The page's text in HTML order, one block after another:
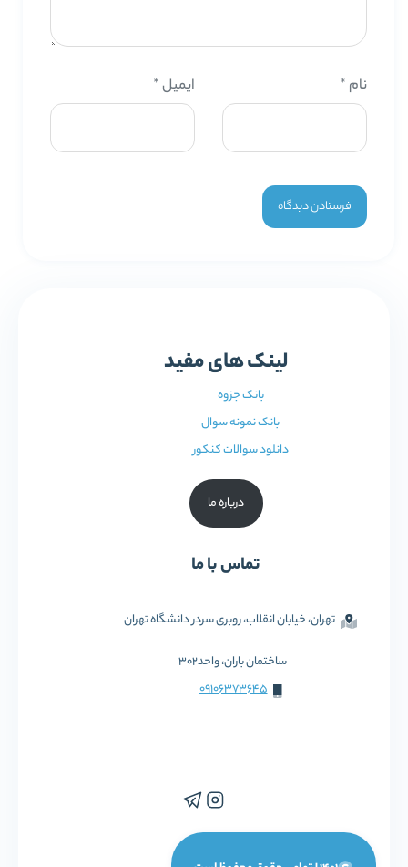
نام * ایمیل*
لینک های مفید
بانک جزوه
بانک نمونه سوال
دانلود سوالات کنکور
درباره ما
تماس با ما
تهران، خیابان انقلاب، روبری سردر دانشگاه تهران
ساختمان باران، واحد302
09106373645